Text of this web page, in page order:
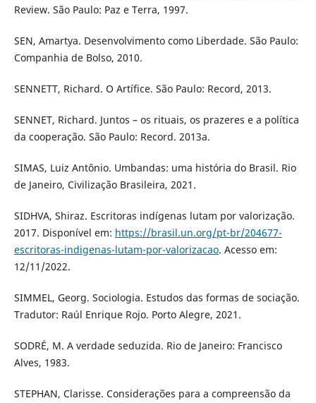
Review. São Paulo: Paz e Terra, 1997.
SEN, Amartya. Desenvolvimento como Liberdade. São Paulo:
Companhia de Bolso, 2010.
SENNETT, Richard. O Artífice. São Paulo: Record, 2013.
SENNET, Richard. Juntos – os rituais, os prazeres e a política
da cooperação. São Paulo: Record. 2013a.
SIMAS, Luiz Antônio. Umbandas: uma história do Brasil. Rio
de Janeiro, Civilização Brasileira, 2021.
SIDHVA, Shiraz. Escritoras indígenas lutam por valorização.
2017. Disponível em: https://brasil.un.org/pt-br/204677-
escritoras-indigenas-lutam-por-valorizacao. Acesso em:
12/11/2022.
SIMMEL, Georg. Sociologia. Estudos das formas de sociação.
Tradutor: Raúl Enrique Rojo. Porto Alegre, 2021.
SODRÉ, M. A verdade seduzida. Rio de Janeiro: Francisco
Alves, 1983.
STEPHAN, Clarisse. Considerações para a compreensão da